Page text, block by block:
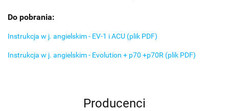
Do pobrania:
Instrukcja w j. angielskim - EV-1 i ACU (plik PDF)
Instrukcja w j. angielskim - Evolution + p70 +p70R (plik PDF)
Producenci